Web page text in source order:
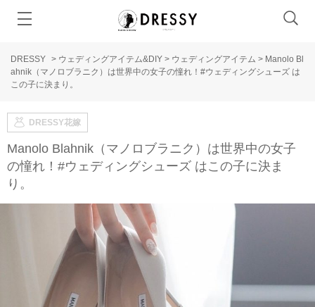
DRESSY > ウェディングアイテム&DIY > ウェディングアイテム > Manolo Bl
ahnik（マノロブラニク）は世界中の女子の憧れ！#ウェディングシューズ は
この子に決まり。
DRESSY花嫁
Manolo Blahnik（マノロブラニク）は世界中の女子
の憧れ！#ウェディングシューズ はこの子に決ま
り。